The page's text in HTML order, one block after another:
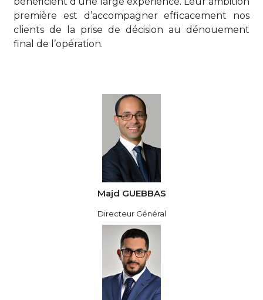
première est d’accompagner efficacement nos
clients de la prise de décision au dénouement
final de l’opération.
Majd GUEBBAS
Directeur Général